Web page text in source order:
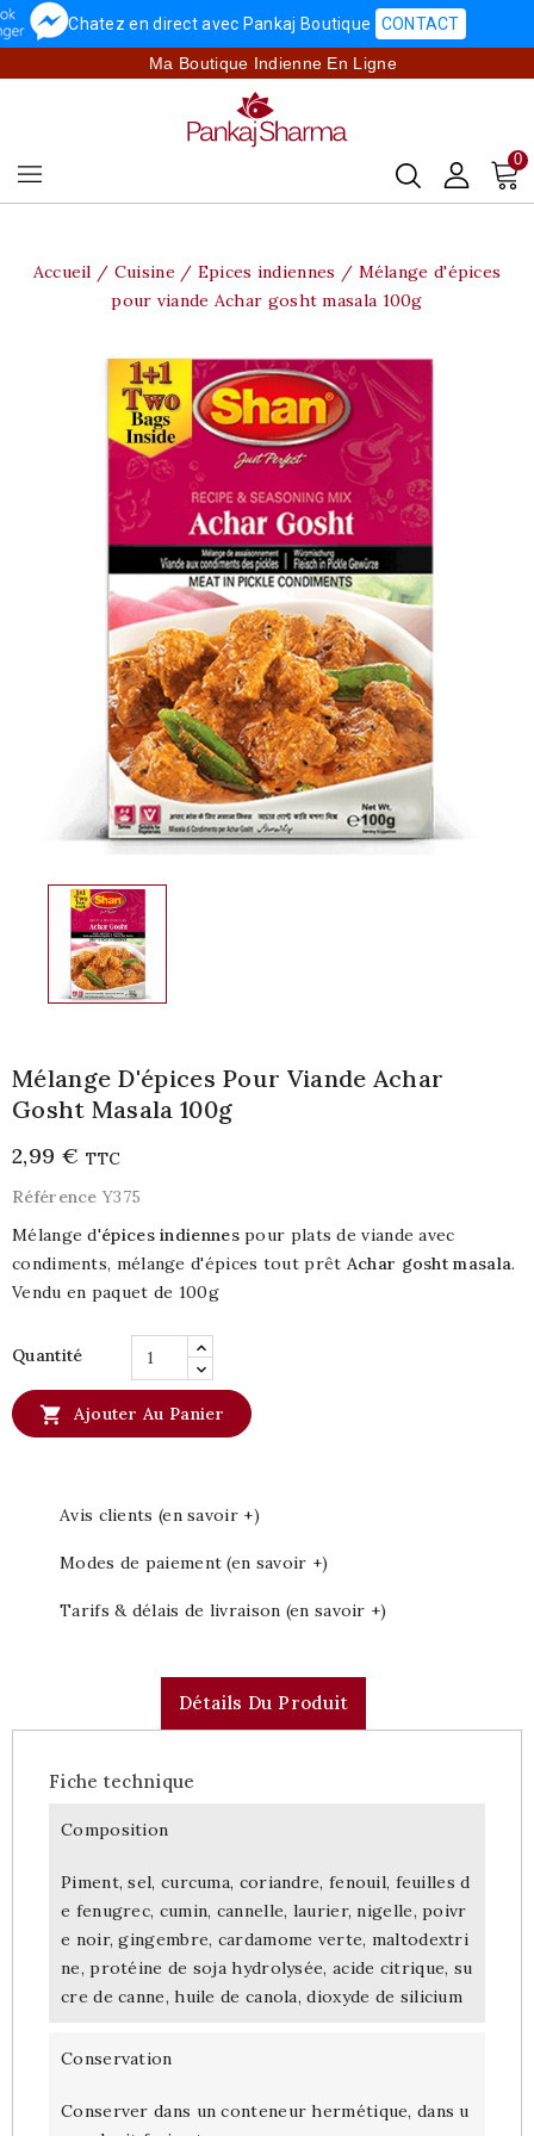
Chatez en direct avec Pankaj Boutique CONTACT
Ma Boutique Indienne En Ligne
0
Accueil Cuisine Epices indiennes
Mélange d'épices
pour viande Achar gosht masala 100g
Mélange D'épices Pour Viande Achar
Gosht Masala 100g
2,99 € TTC
Référence Y375
Mélange d'épices indiennespour plats de viande avec
condiments, mélange d'épices tout prêt Achar gosht masala.
Vendu en paquet de 100g
Quantité
 Ajouter Au Panier
Avis clients (en savoir +)
Modes de paiement (en savoir +)
Tarifs & délais de livraison (en savoir +)
Détails Du Produit
Fiche technique
Composition
Piment, sel, curcuma, coriandre, fenouil, feuilles d
e fenugrec, cumin, cannelle, laurier, nigelle, poivr
e noir, gingembre, cardamome verte, maltodextri
ne, protéine de soja hydrolysée, acide citrique, su
cre de canne, huile de canola, dioxyde de silicium
Conservation
Conserver dans un conteneur hermétique, dans u